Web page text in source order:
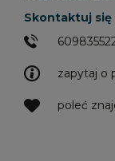
zapytaj o
poleć
Skontaktuj się